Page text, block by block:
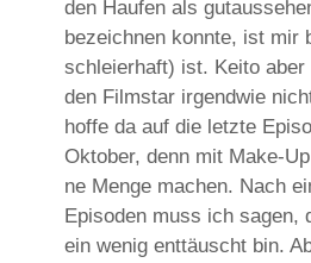
den Haufen als
bezeichnen konnte, ist mir
schleierhaft) ist. Keito aber
den Filmstar irgendwie
hoffe da auf die letzte
Oktober, denn mit Make-
ne Menge machen. Nach
Episoden muss ich sagen,
ein wenig enttäuscht bin.